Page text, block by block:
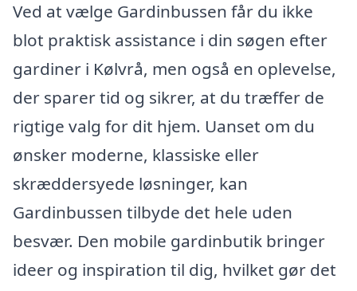
Ved at vælge Gardinbussen får du ikke
blot praktisk assistance i din søgen efter
gardiner i Kølvrå, men også en oplevelse,
der sparer tid og sikrer, at du træffer de
rigtige valg for dit hjem. Uanset om du
ønsker moderne, klassiske eller
skræddersyede løsninger, kan
Gardinbussen tilbyde det hele uden
besvær. Den mobile gardinbutik bringer
ideer og inspiration til dig, hvilket gør det